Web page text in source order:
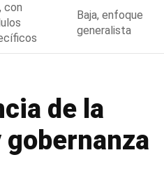
con
Baja, enfoque
generalista
de la